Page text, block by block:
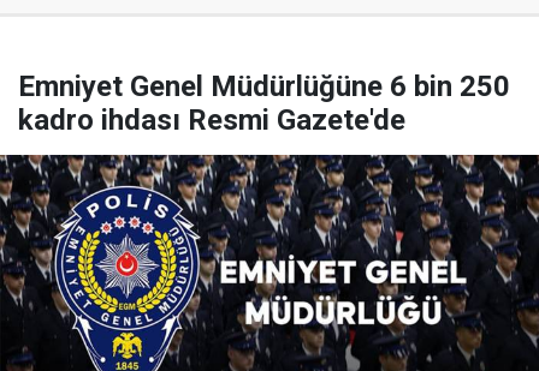
Emniyet Genel Müdürlüğüne 6 bin 250
kadro ihdası Resmi Gazete'de